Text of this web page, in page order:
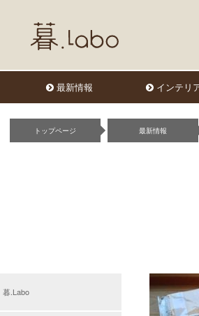
最新情報 インテリ
トップページ 最新情報
暮.Labo